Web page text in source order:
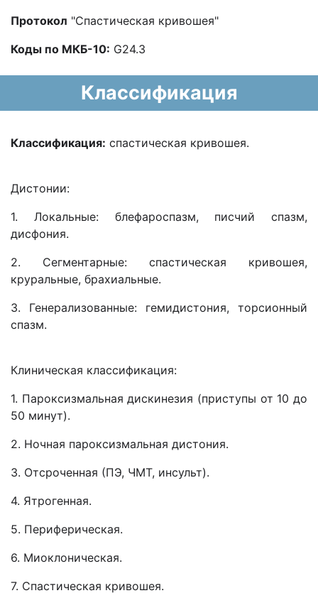
Протокол "Спастическая кривошея"
Коды по МКБ-10: G24.3
Классификация
Классификация: спастическая кривошея.
Дистонии:
1. Локальные: блефароспазм, писчий спазм,
дисфония.
2. Сегментарные: спастическая кривошея,
круральные, брахиальные.
3. Генерализованные: гемидистония, торсионный
спазм.
Клиническая классификация:
1. Пароксизмальная дискинезия (приступы от 10 до
50 минут).
2. Ночная пароксизмальная дистония.
3. Отсроченная (ПЭ, ЧМТ, инсульт).
4. Ятрогенная.
5. Периферическая.
6. Миоклоническая.
7. Спастическая кривошея.